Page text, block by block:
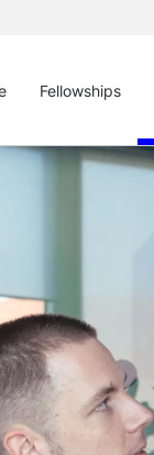
Fellowships